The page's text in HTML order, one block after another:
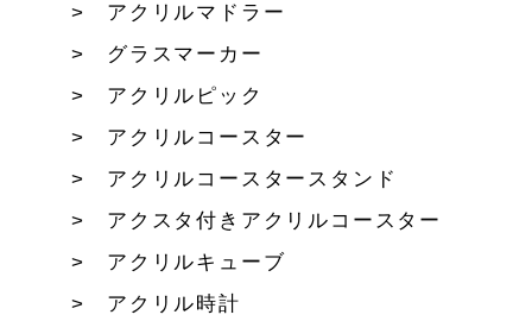
アクリルマドラー
グラスマーカー
アクリルピック
アクリルコースター
アクリルコースタースタンド
アクスタ付きアクリルコースター
アクリルキューブ
アクリル時計